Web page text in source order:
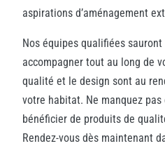
aspirations d’aménagement
Nos équipes qualifiées
accompagner tout au long de
qualité et le design sont au
votre habitat. Ne manquez
bénéficier de produits de
Rendez-vous dès maintenant